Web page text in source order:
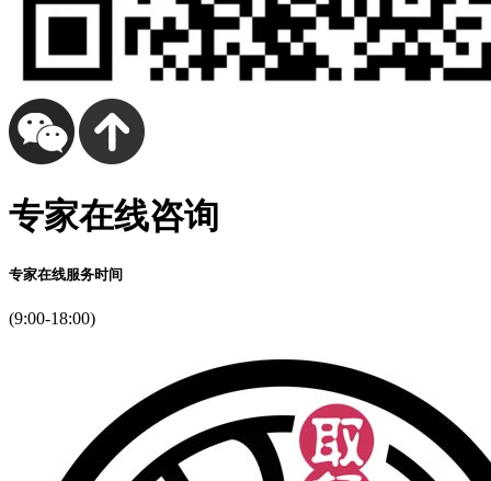
专家在线咨询
专家在线服务时间
(9:00-18:00)